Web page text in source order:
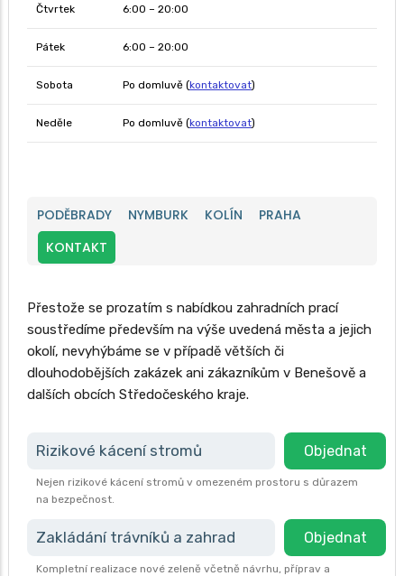
Čtvrtek 6:00 – 20:00
Pátek 6:00 – 20:00
Sobota Po domluvě (kontaktovat)
Neděle Po domluvě (kontaktovat)
PODĚBRADY NYMBURK KOLÍN
PRAHA
KONTAKT
Přestože se prozatím s nabídkou zahradních prací
soustředíme především na výše uvedená města a jejich
okolí, nevyhýbáme se v případě větších či
dlouhodobějších zakázek ani zákazníkům v Benešově a
dalších obcích Středočeského kraje.
Rizikové kácení stromů Objednat
Nejen rizikové kácení stromů v omezeném prostoru s důrazem
na bezpečnost.
Zakládání trávníků a zahrad Objednat
Kompletní realizace nové zeleně včetně návrhu, příprav a